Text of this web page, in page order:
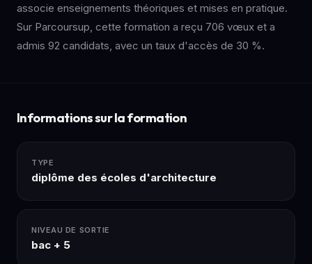
associe enseignements théoriques et mises en pratique.
Sur Parcoursup, cette formation a reçu 706 vœux et a
admis 92 candidats, avec un taux d'accès de 30 %.
Informations sur la formation
TYPE
diplôme des écoles d'architecture
NIVEAU DE SORTIE
bac + 5